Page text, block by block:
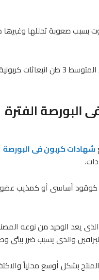
بسبب صعوبة تحللها وغيرها
وأضاف أن تحويل طن الزيوت المستعملة إلى طن الوقود الحيوى يوفر فى
البورصة الفترة
شهادات كربون فى البورصة
كوقود أساسى أو
يعد الوحيد من نوعه
بشكل أوسع محلياً